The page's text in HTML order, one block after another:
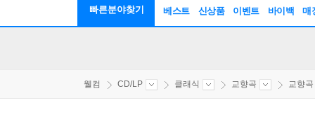
빠른분야찾기 베스트 신상품 이벤트 바이백 매
웰컴 CD/LP 클래식 교향곡 교향